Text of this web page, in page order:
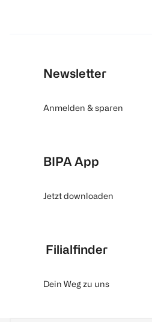
Newsletter
Anmelden & sparen
BIPA App
Jetzt downloaden
Filialfinder
Dein Weg zu uns